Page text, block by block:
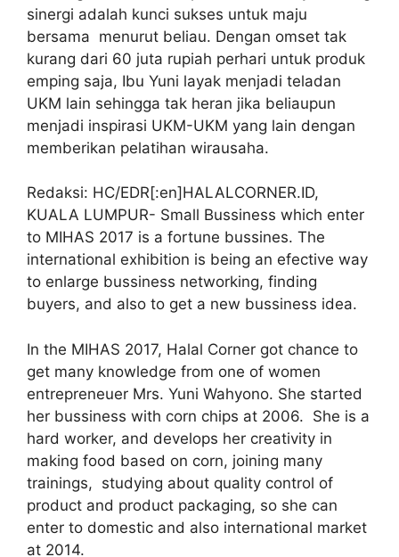
sinergi adalah kunci sukses untuk maju
bersama menurut beliau. Dengan omset tak
kurang dari 60 juta rupiah perhari untuk produk
emping saja, Ibu Yuni layak menjadi teladan
UKM lain sehingga tak heran jika beliaupun
menjadi inspirasi UKM-UKM yang lain dengan
memberikan pelatihan wirausaha.
Redaksi: HC/EDR[:en]HALALCORNER.ID,
KUALA LUMPUR- Small Bussiness which enter
to MIHAS 2017 is a fortune bussines. The
international exhibition is being an efective way
to enlarge bussiness networking, finding
buyers, and also to get a new bussiness idea.
In the MIHAS 2017, Halal Corner got chance to
get many knowledge from one of women
entrepreneuer Mrs. Yuni Wahyono. She started
her bussiness with corn chips at 2006. She is a
hard worker, and develops her creativity in
making food based on corn, joining many
trainings, studying about quality control of
product and product packaging, so she can
enter to domestic and also international market
at 2014.